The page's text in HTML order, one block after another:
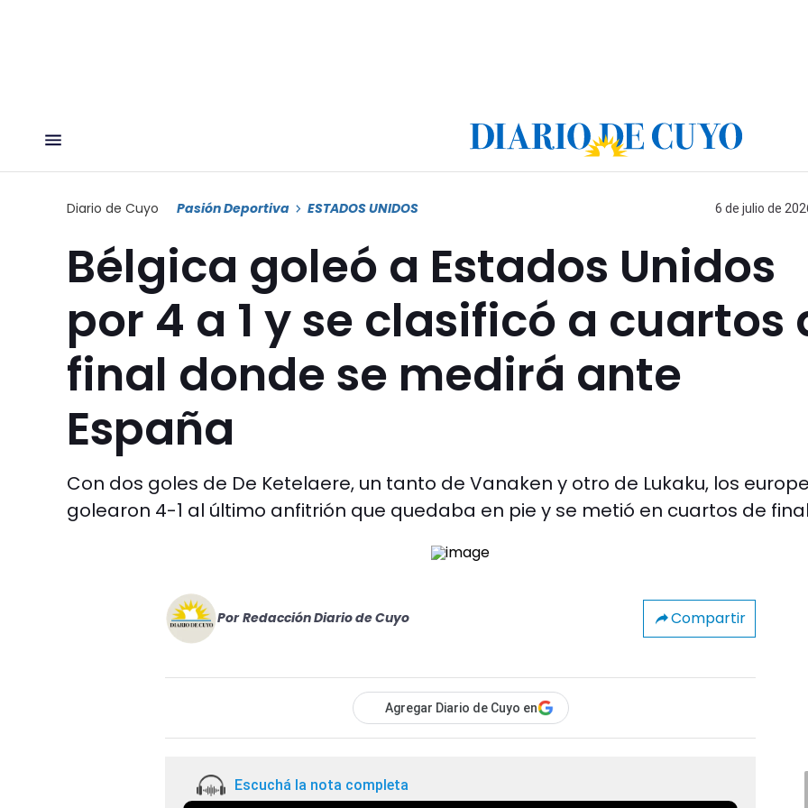
Diario de Cuyo Pasión Deportiva ESTADOS UNIDOS 6 de julio de
Bélgica goleó a Estados Unidos
por 4 a 1 y se clasificó a cuartos
final donde se medirá ante
España
Con dos goles de De Ketelaere, un tanto de Vanaken y otro de Lukaku, los
golearon 4-1 al último anfitrión que quedaba en pie y se metió en cuartos de
Por Redacción Diario de Cuyo Compartir
Agregar Diario de Cuyo en
Escuchá la nota completa